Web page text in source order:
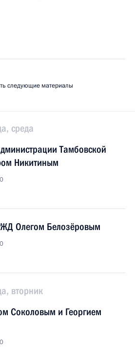
следующие материалы
среда
Тамбовской
Никитиным
Олегом Белозёровым
вторник
Соколовым и Георгием